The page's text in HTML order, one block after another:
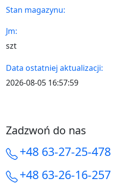
Stan magazynu:
Jm:
szt
Data ostatniej aktualizacji:
2026-08-05 16:57:59
Zadzwoń do nas
+48 63-27-25-478
+48 63-26-16-257